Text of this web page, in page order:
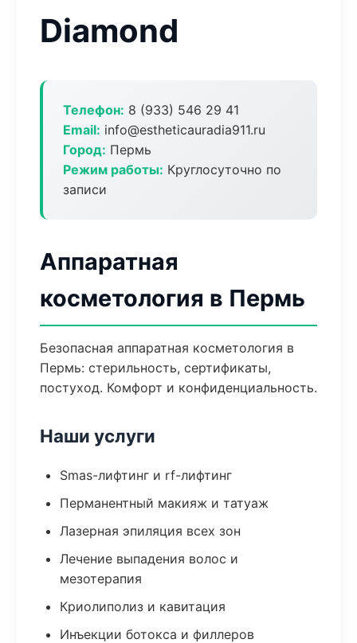
Diamond
Телефон: 8 (933) 546 29 41
Email: info@estheticauradia911.ru
Город: Пермь
Режим работы: Круглосуточно по
записи
Аппаратная
косметология в Пермь
Безопасная аппаратная косметология в
Пермь: стерильность, сертификаты,
постуход. Комфорт и конфиденциальность.
Наши услуги
Smas-лифтинг и rf-лифтинг
Перманентный макияж и татуаж
Лазерная эпиляция всех зон
Лечение выпадения волос и
мезотерапия
Криолиполиз и кавитация
Инъекции ботокса и филлеров